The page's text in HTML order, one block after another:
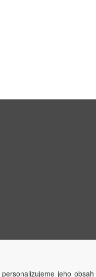
jeho